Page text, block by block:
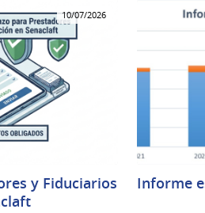
10/07/2026
y Fiduciarios
Informe